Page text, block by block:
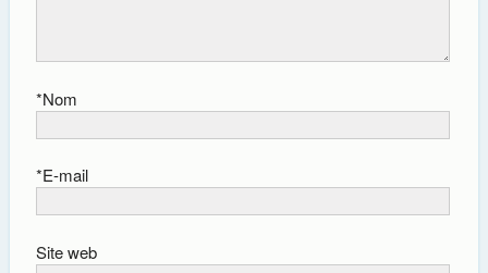
Nom
*
E-mail
*
Site web